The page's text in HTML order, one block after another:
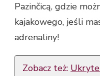
Pazinčicą, gdzie
kajakowego, jeśli
adrenaliny!
Zobacz też: